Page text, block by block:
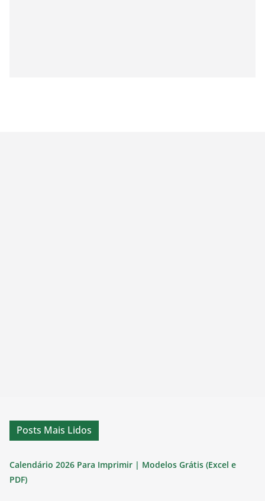
Posts Mais Lidos
Calendário 2026 Para Imprimir | Modelos Grátis (Excel e
PDF)